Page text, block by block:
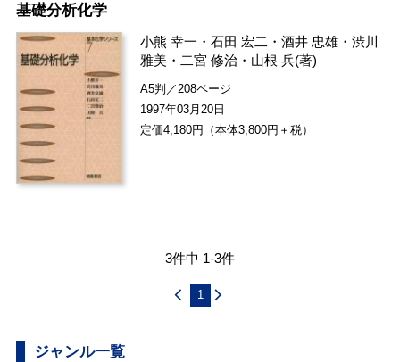
基礎分析化学
小熊 幸一 ・石田 宏二 ・酒井 忠雄 ・渋川
雅美 ・ 二宮 修治 ・ 山根 兵(著)
A5判／208ページ
1997年03月20日
定価4,180円（本体3,800円＋税）
3件中 1-3件
1
ジャンル一覧